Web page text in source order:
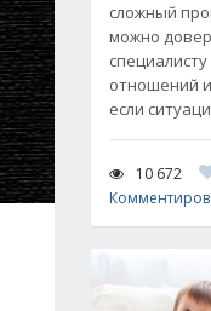
сложный
можно
отношений
если
10 672